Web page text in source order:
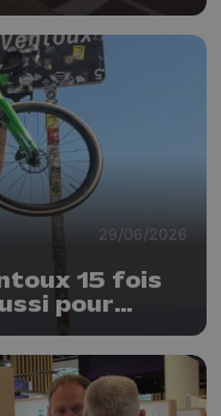
29/06/2026
15 fois
pour